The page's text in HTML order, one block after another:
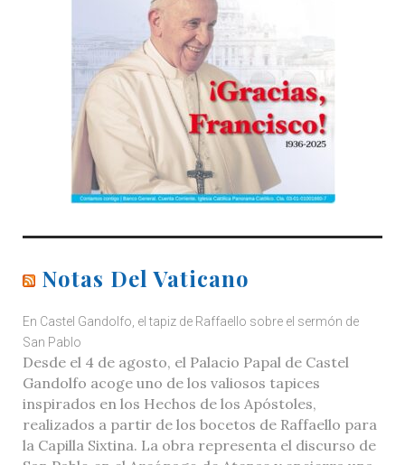
Notas Del Vaticano
En Castel Gandolfo, el tapiz de Raffaello sobre el sermón de
San Pablo
Desde el 4 de agosto, el Palacio Papal de Castel
Gandolfo acoge uno de los valiosos tapices
inspirados en los Hechos de los Apóstoles,
realizados a partir de los bocetos de Raffaello para
la Capilla Sixtina. La obra representa el discurso de